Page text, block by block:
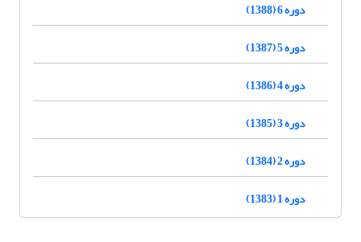
دوره 6 (1388)
دوره 5 (1387)
دوره 4 (1386)
دوره 3 (1385)
دوره 2 (1384)
دوره 1 (1383)